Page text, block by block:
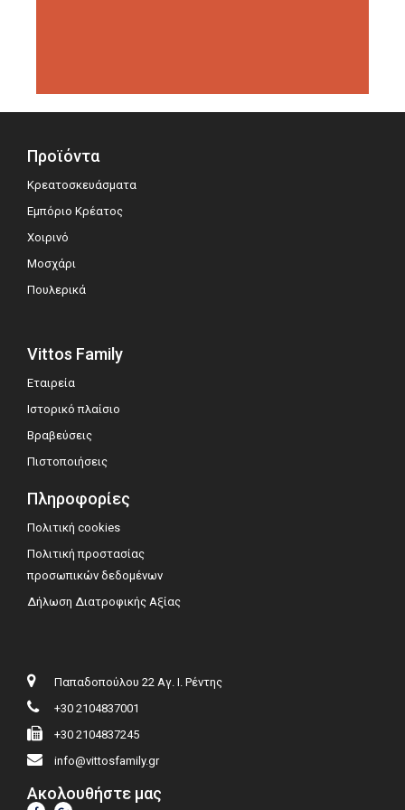
Προϊόντα
Κρεατοσκευάσματα
Εμπόριο Κρέατος
Χοιρινό
Μοσχάρι
Πουλερικά
Vittos Family
Εταιρεία
Ιστορικό πλαίσιο
Βραβεύσεις
Πιστοποιήσεις
Πληροφορίες
Πολιτική cookies
Πολιτική προστασίας
προσωπικών δεδομένων
Δήλωση Διατροφικής Αξίας
Παπαδοπούλου 22 Αγ. Ι. Ρέντης
+30 2104837001
+30 2104837245
info@vittosfamily.gr
Ακολουθήστε μας